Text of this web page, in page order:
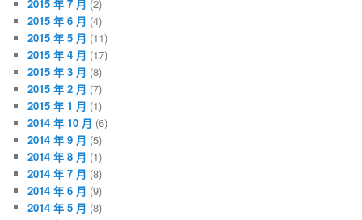
2015 年 7 月 (2)
2015 年 6 月 (4)
2015 年 5 月 (11)
2015 年 4 月 (17)
2015 年 3 月 (8)
2015 年 2 月 (7)
2015 年 1 月 (1)
2014 年 10 月 (6)
2014 年 9 月 (5)
2014 年 8 月 (1)
2014 年 7 月 (8)
2014 年 6 月 (9)
2014 年 5 月 (8)